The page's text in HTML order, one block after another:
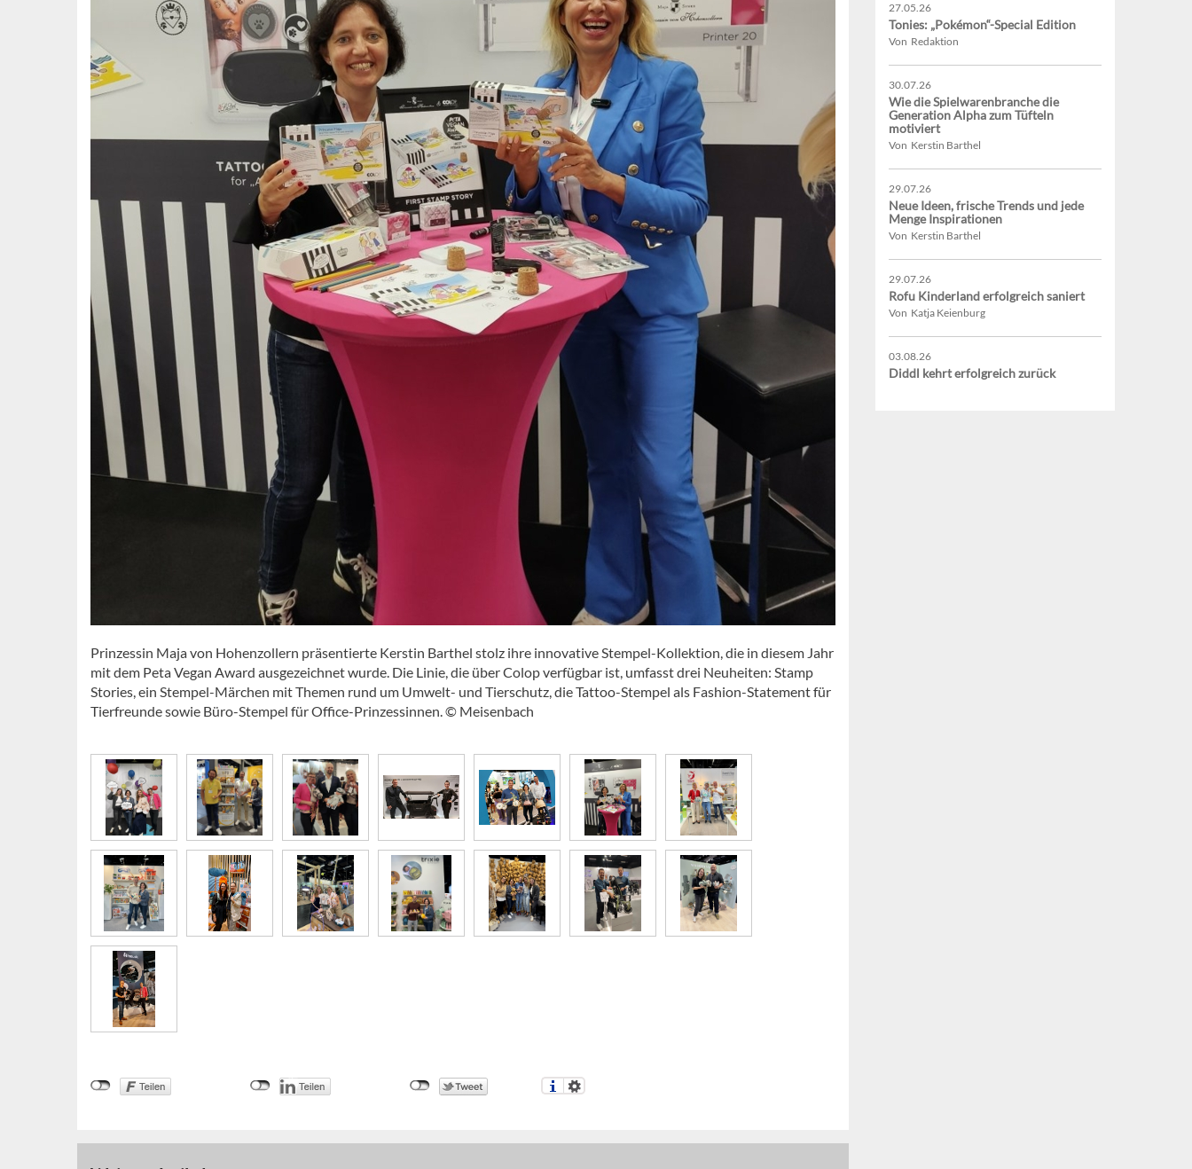
Prinzessin Maja von Hohenzollern präsentierte Kerstin Barthel stolz ihre innovative Stempel-Kollektion, die in diesem Jahr
mit dem Peta Vegan Award ausgezeichnet wurde. Die Linie, die über Colop verfügbar ist, umfasst drei Neuheiten: Stamp
Stories, ein Stempel-Märchen mit Themen rund um Umwelt- und Tierschutz, die Tattoo-Stempel als Fashion-Statement für
Tierfreunde sowie Büro-Stempel für Office-Prinzessinnen. © Meisenbach
27.05.26
Tonies: „Pokémon“-Special Edition
Von Redaktion
30.07.26
Wie die Spielwarenbranche die
Generation Alpha zum Tüfteln
motiviert
Von Kerstin Barthel
29.07.26
Neue Ideen, frische Trends und jede
Menge Inspirationen
Von Kerstin Barthel
29.07.26
Rofu Kinderland erfolgreich saniert
Von Katja Keienburg
03.08.26
Diddl kehrt erfolgreich zurück